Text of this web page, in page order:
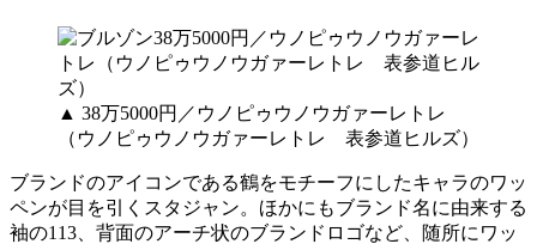
▲ 38万5000円／ウノピゥウノウガァーレトレ
（ウノピゥウノウガァーレトレ 表参道ヒルズ）
ブランドのアイコンである鶴をモチーフにしたキャラのワッ
ペンが目を引くスタジャン。ほかにもブランド名に由来する
袖の113、背面のアーチ状のブランドロゴなど、随所にワッ